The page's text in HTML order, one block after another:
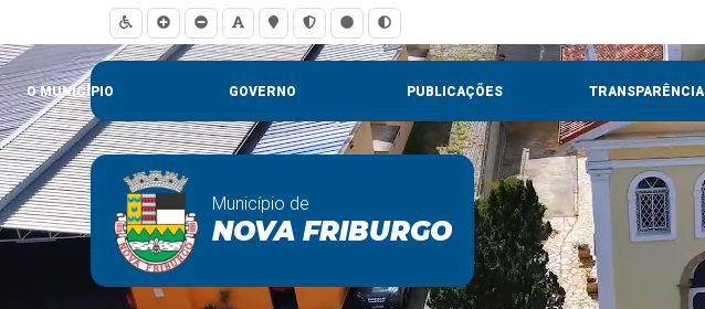
O MUNICÍPIO GOVERNO PUBLICAÇÕES TRANSPARÊNCIA
Município de
NOVA FRIBURGO